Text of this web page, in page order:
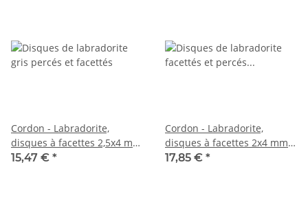
Cordon - Labradorite,
disques à facettes 2,5x4 mm
gris irisé, longueur 39 cm
15,47 € *
Cordon - Labradorite,
disques à facettes 2x4 mm
gris irisé, longueur 39 cm
17,85 € *